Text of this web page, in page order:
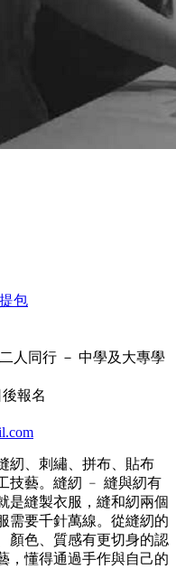
包
人同行 － 中學及大專學
報名
紉、刺繡、拼布、貼布
技藝。縫紉 ﹣ 縫與紉有
是縫製衣服，縫和紉兩個
需要千針萬線。從縫紉的
顏色、質感有更切身的認
，懂得通過手作與自己的